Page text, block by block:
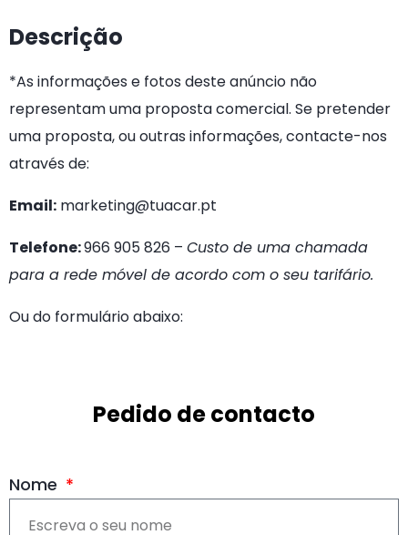
Descrição
*As informações e fotos deste anúncio não
representam uma proposta comercial. Se pretender
uma proposta, ou outras informações, contacte-nos
através de:
Email: marketing@tuacar.pt
Telefone:966 905 826 – Custo de uma chamada
para a rede móvel de acordo com o seu tarifário.
Ou do formulário abaixo:
Pedido de contacto
Nome